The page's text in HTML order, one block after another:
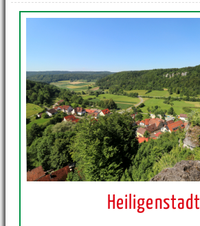
Heiligenstadt